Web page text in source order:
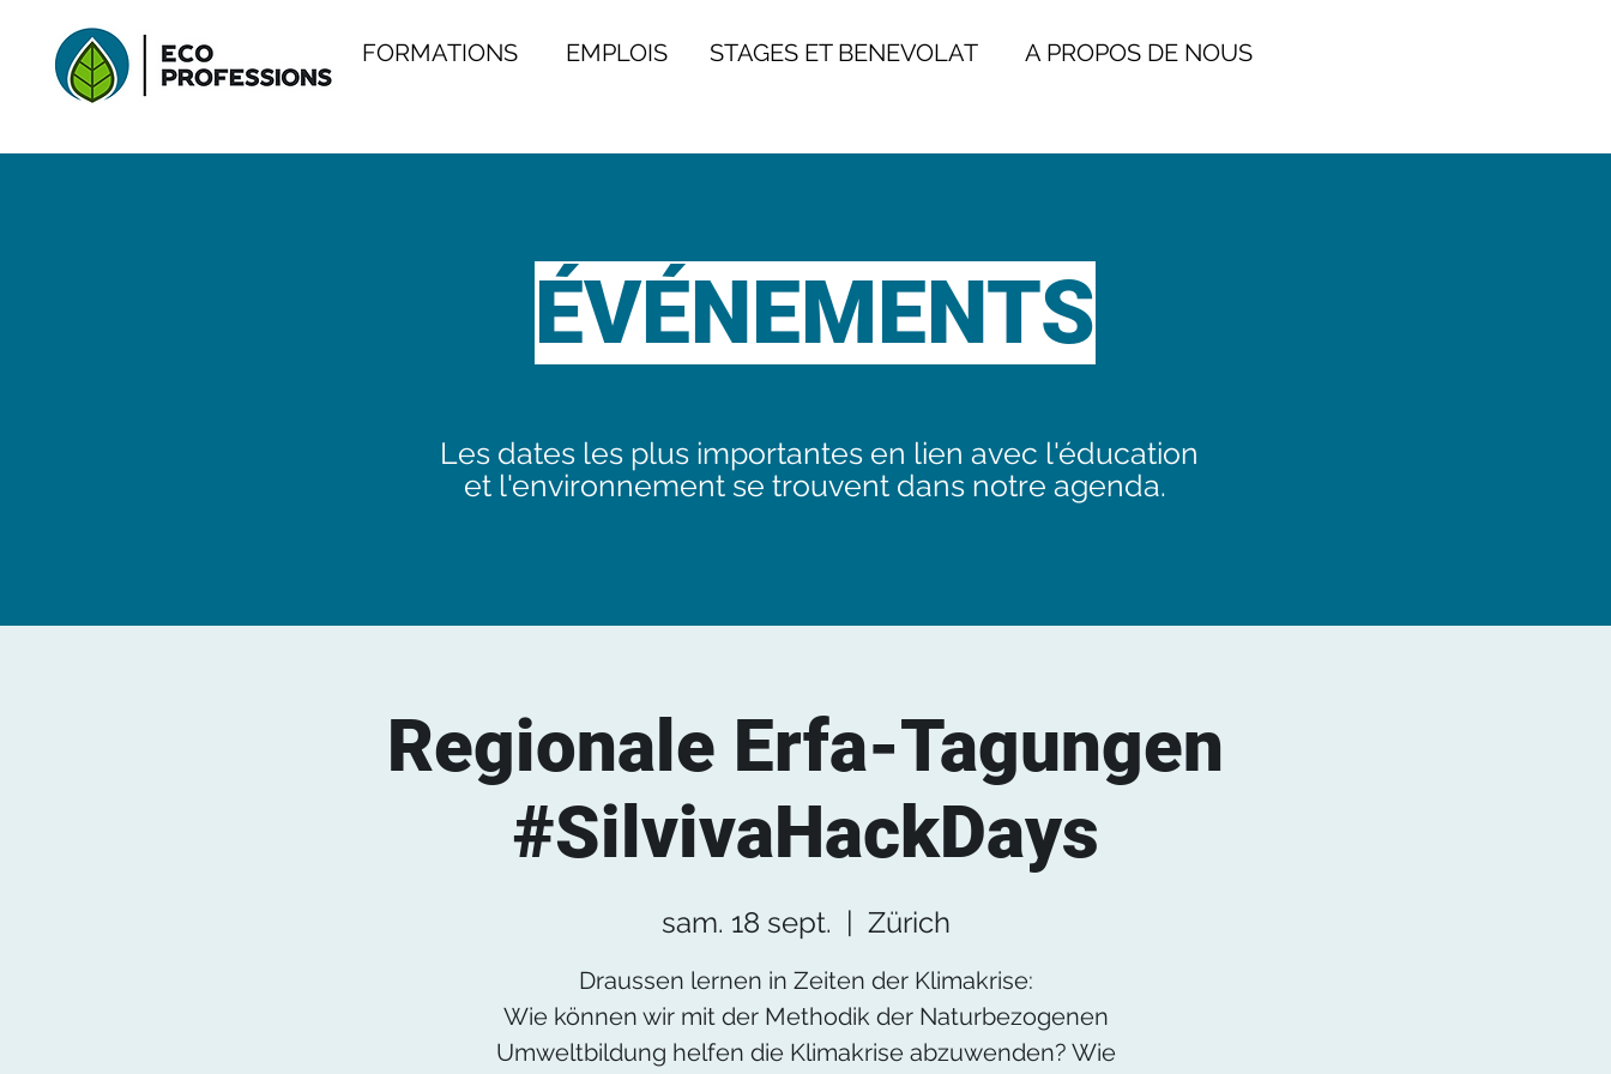
FORMATIONS EMPLOIS STAGES ET BENEVOLATA PROPOS DE NOUS
ÉVÉNEMENTS
Les dates les plus importantes en lien avec l'éducation
et l'environnement se trouvent dans notre agenda.
Regionale Erfa-Tagungen
#SilvivaHackDays
sam. 18 sept.
  |
Zürich
Draussen lernen in Zeiten der Klimakrise:
Wie können wir mit der Methodik der Naturbezogenen
Umweltbildung helfen die Klimakrise abzuwenden? Wie